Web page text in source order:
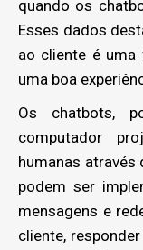
quando os
Esses dados
ao cliente é uma
uma boa
Os chatbots,
computador
humanas através
podem ser
mensagens e
cliente,